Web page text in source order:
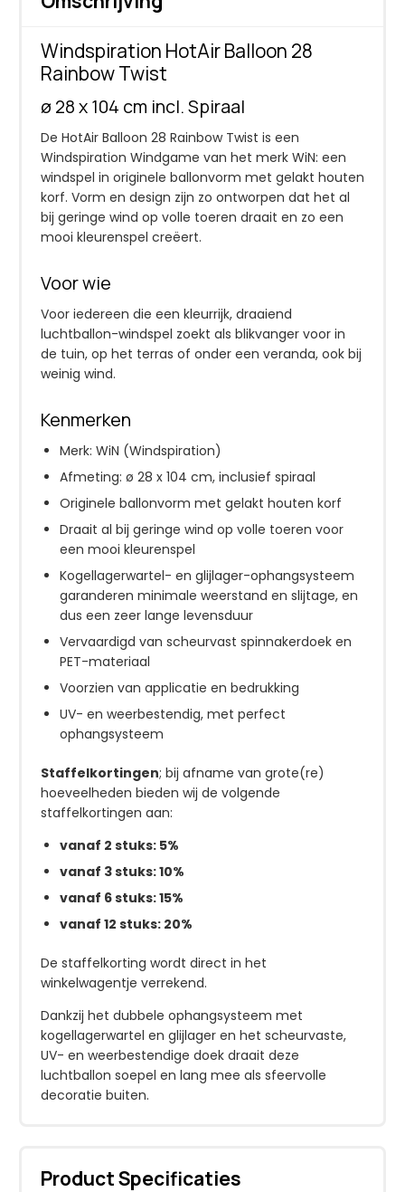
Windspiration HotAir Balloon 28
Rainbow Twist
ø 28 x 104 cm incl. Spiraal
De HotAir Balloon 28 Rainbow Twist is een
Windspiration Windgame van het merk WiN: een
windspel in originele ballonvorm met gelakt houten
korf. Vorm en design zijn zo ontworpen dat het al
bij geringe wind op volle toeren draait en zo een
mooi kleurenspel creëert.
Voor wie
Voor iedereen die een kleurrijk, draaiend
luchtballon-windspel zoekt als blikvanger voor in
de tuin, op het terras of onder een veranda, ook bij
weinig wind.
Kenmerken
Merk: WiN (Windspiration)
Afmeting: ø 28 x 104 cm, inclusief spiraal
Originele ballonvorm met gelakt houten korf
Draait al bij geringe wind op volle toeren voor
een mooi kleurenspel
Kogellagerwartel- en glijlager-ophangsysteem
garanderen minimale weerstand en slijtage, en
dus een zeer lange levensduur
Vervaardigd van scheurvast spinnakerdoek en
PET-materiaal
Voorzien van applicatie en bedrukking
UV- en weerbestendig, met perfect
ophangsysteem
Staffelkortingen; bij afname van grote(re)
hoeveelheden bieden wij de volgende
staffelkortingen aan:
vanaf 2 stuks: 5%
vanaf 3 stuks: 10%
vanaf 6 stuks: 15%
vanaf 12 stuks: 20%
De staffelkorting wordt direct in het
winkelwagentje verrekend.
Dankzij het dubbele ophangsysteem met
kogellagerwartel en glijlager en het scheurvaste,
UV- en weerbestendige doek draait deze
luchtballon soepel en lang mee als sfeervolle
decoratie buiten.
Product Specificaties